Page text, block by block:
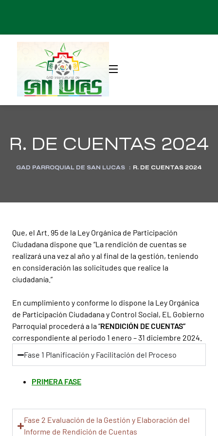
R. DE CUENTAS 2024
GAD PARROQUIAL DE SAN LUCAS : R. DE CUENTAS 2024
Que, el Art. 95 de la Ley Orgánica de Participación
Ciudadana dispone que “La rendición de cuentas se
realizará una vez al año y al final de la gestión, teniendo
en consideración las solicitudes que realice la
ciudadanía.”
En cumplimiento y conforme lo dispone la Ley Orgánica
de Participación Ciudadana y Control Social, EL Gobierno
Parroquial procederá a la “RENDICIÓN DE CUENTAS”
correspondiente al periodo 1 enero – 31 diciembre 2024.
Fase 1 Planificación y Facilitación del Proceso
PRIMERA FASE
Fase 2 Evaluación de la Gestión y Elaboración del
Informe de Rendición de Cuentas